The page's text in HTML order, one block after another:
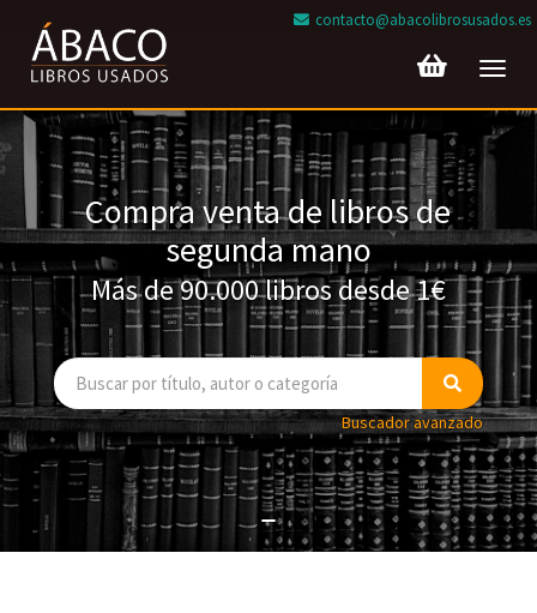
contacto@abacolibrosusados.es
Compra venta de libros de
segunda mano
Más de 90.000 libros desde 1€
Buscador avanzado